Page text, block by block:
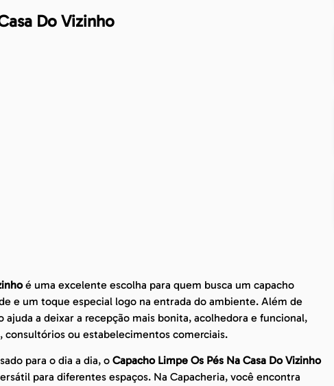
Do Vizinho
é uma excelente escolha para quem busca um capacho
e um toque especial logo na entrada do ambiente. Além de
a deixar a recepção mais bonita, acolhedora e funcional,
consultórios ou estabelecimentos comerciais.
para o dia a dia, o Capacho Limpe Os Pés Na Casa Do Vizinho
para diferentes espaços. Na Capacheria, você encontra